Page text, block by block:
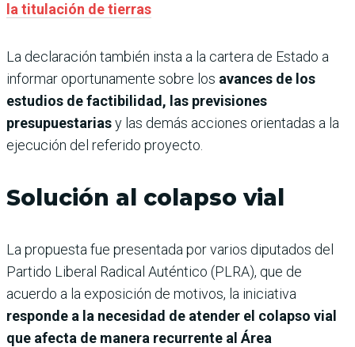
la titulación de tierras
La declaración también insta a la cartera de Estado a
informar oportunamente sobre los avances de los
estudios de factibilidad, las previsiones
presupuestariasy las demás acciones orientadas a la
ejecución del referido proyecto.
Solución al colapso vial
La propuesta fue presentada por varios diputados del
Partido Liberal Radical Auténtico (PLRA), que de
acuerdo a la exposición de motivos, la iniciativa
responde a la necesidad de atender el colapso vial
que afecta de manera recurrente al Área